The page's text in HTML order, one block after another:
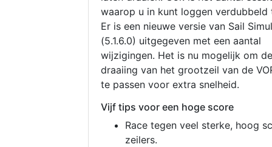
waarop u in kunt loggen verdubbeld
Er is een nieuwe versie van Sail
(5.1.6.0) uitgegeven met een aantal
wijzigingen. Het is nu mogelijk om de
draaiing van het grootzeil van de
te passen voor extra snelheid.
Vijf tips voor een hoge score
Race tegen veel sterke, hoog
zeilers.